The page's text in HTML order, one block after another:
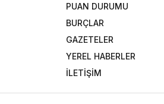
PUAN DURUMU
BURÇLAR
GAZETELER
YEREL HABERLER
İLETİŞİM